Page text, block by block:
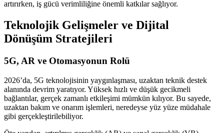
artırırken, iş gücü verimliliğine önemli katkılar sağlıyor.
Teknolojik Gelişmeler ve Dijital
Dönüşüm Stratejileri
5G, AR ve Otomasyonun Rolü
2026’da, 5G teknolojisinin yaygınlaşması, uzaktan teknik destek
alanında devrim yaratıyor. Yüksek hızlı ve düşük gecikmeli
bağlantılar, gerçek zamanlı etkileşimi mümkün kılıyor. Bu sayede,
uzaktan bakım ve onarım işlemleri, neredeyse yüz yüze müdahale
gibi gerçekleştirilebiliyor.